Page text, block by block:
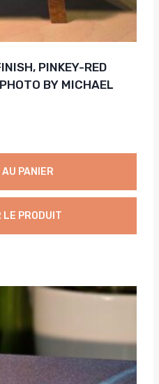
PINKEY-RED
BY MICHAEL
PANIER
LE PRODUIT